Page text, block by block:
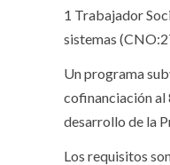
1 Trabajador
sistemas
Un programa
cofinanciación al
desarrollo de la
Los requisitos